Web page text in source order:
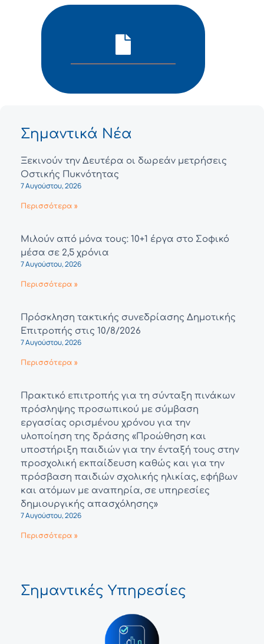
Σημαντικά Νέα
Ξεκινούν την Δευτέρα οι δωρεάν μετρήσεις
Οστικής Πυκνότητας
7 Αυγούστου, 2026
Περισσότερα »
Μιλούν από μόνα τους: 10+1 έργα στο Σοφικό
μέσα σε 2,5 χρόνια
7 Αυγούστου, 2026
Περισσότερα »
Πρόσκληση τακτικής συνεδρίασης Δημοτικής
Επιτροπής στις 10/8/2026
7 Αυγούστου, 2026
Περισσότερα »
Πρακτικό επιτροπής για τη σύνταξη πινάκων
πρόσληψης προσωπικού με σύμβαση
εργασίας ορισμένου χρόνου για την
υλοποίηση της δράσης «Προώθηση και
υποστήριξη παιδιών για την ένταξή τους στην
προσχολική εκπαίδευση καθώς και για την
πρόσβαση παιδιών σχολικής ηλικίας, εφήβων
και ατόμων με αναπηρία, σε υπηρεσίες
δημιουργικής απασχόλησης»
7 Αυγούστου, 2026
Περισσότερα »
Σημαντικές Υπηρεσίες